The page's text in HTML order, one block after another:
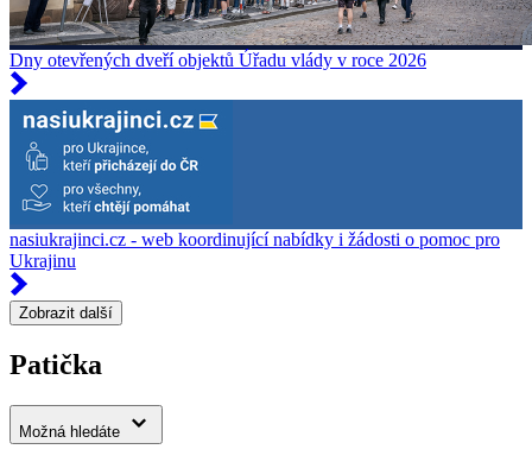
Dny otevřených dveří objektů Úřadu vlády v roce 2026
nasiukrajinci.cz - web koordinující nabídky i žádosti o pomoc pro
Ukrajinu
Zobrazit další
Patička
Možná hledáte